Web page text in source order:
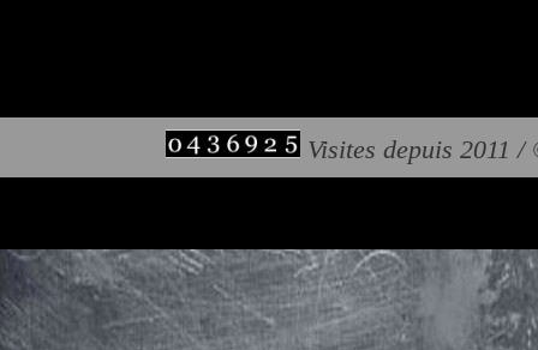
Visites depuis 2011